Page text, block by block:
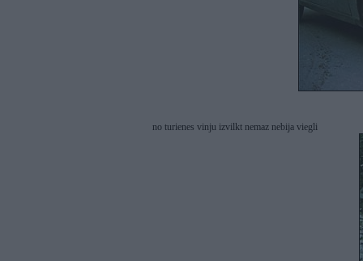
no turienes vinju izvilkt nemaz nebija viegli